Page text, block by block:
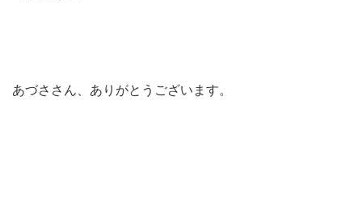
あづささん、ありがとうございます。